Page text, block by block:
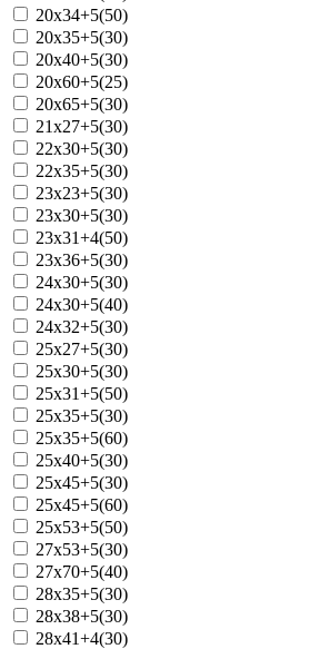
20x34+5(50)
20x35+5(30)
20x40+5(30)
20x60+5(25)
20x65+5(30)
21x27+5(30)
22x30+5(30)
22x35+5(30)
23x23+5(30)
23x30+5(30)
23x31+4(50)
23x36+5(30)
24x30+5(30)
24x30+5(40)
24x32+5(30)
25x27+5(30)
25x30+5(30)
25x31+5(50)
25x35+5(30)
25x35+5(60)
25x40+5(30)
25x45+5(30)
25x45+5(60)
25x53+5(50)
27x53+5(30)
27x70+5(40)
28x35+5(30)
28x38+5(30)
28x41+4(30)